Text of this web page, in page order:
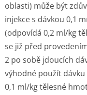
oblasti) může být
injekce s dávkou 0,1
(odpovídá 0,2 ml/kg
se již před
2 po sobě jdoucích
výhodné použít
0,1 ml/kg tělesné